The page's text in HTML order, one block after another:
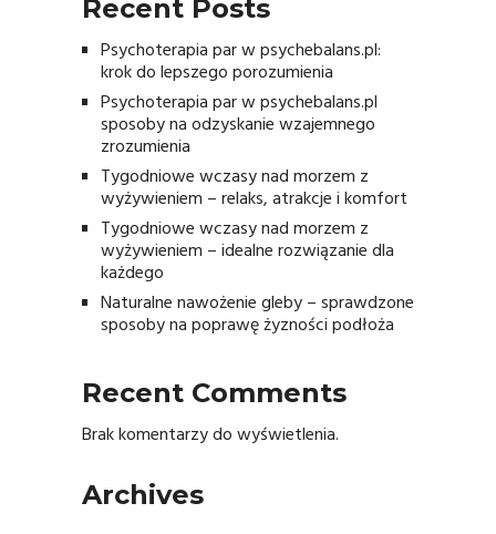
Recent Posts
Psychoterapia par w psychebalans.pl:
krok do lepszego porozumienia
Psychoterapia par w psychebalans.pl
sposoby na odzyskanie wzajemnego
zrozumienia
Tygodniowe wczasy nad morzem z
wyżywieniem – relaks, atrakcje i komfort
Tygodniowe wczasy nad morzem z
wyżywieniem – idealne rozwiązanie dla
każdego
Naturalne nawożenie gleby – sprawdzone
sposoby na poprawę żyzności podłoża
Recent Comments
Brak komentarzy do wyświetlenia.
Archives